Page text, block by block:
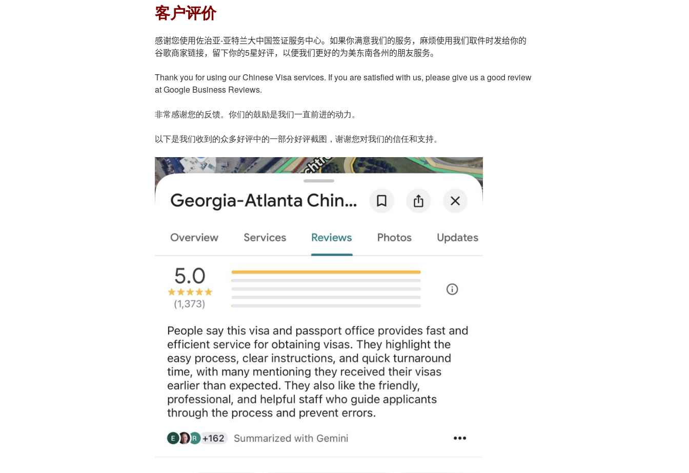
客户评价
感谢您使用佐治亚-亚特兰大中国签证服务中心。如果你满意我们的服务，麻烦使用我们取件时发给你的
谷歌商家链接，留下你的5星好评，以便我们更好的为美东南各州的朋友服务。
Thank you for using our Chinese Visa services. If you are satisfied with us, please give us a good review
at Google Business Reviews.
非常感谢您的反馈。你们的鼓励是我们一直前进的动力。
以下是我们收到的众多好评中的一部分好评截图，谢谢您对我们的信任和支持。